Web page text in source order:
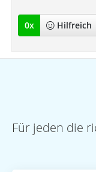
0x Hilfreich
Für jeden die